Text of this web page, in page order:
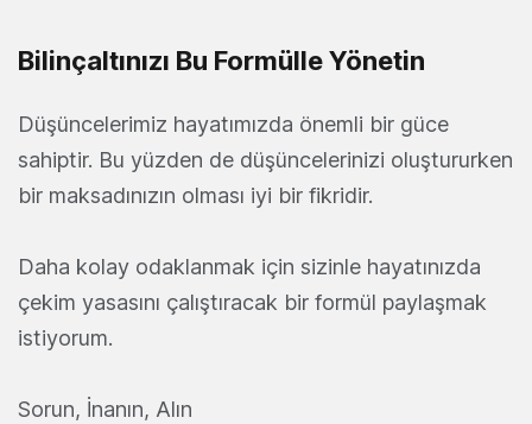
Bilinçaltınızı Bu Formülle Yönetin
Düşüncelerimiz hayatımızda önemli bir güce
sahiptir. Bu yüzden de düşüncelerinizi oluştururken
bir maksadınızın olması iyi bir fikridir.
Daha kolay odaklanmak için sizinle hayatınızda
çekim yasasını çalıştıracak bir formül paylaşmak
istiyorum.
Sorun, İnanın, Alın